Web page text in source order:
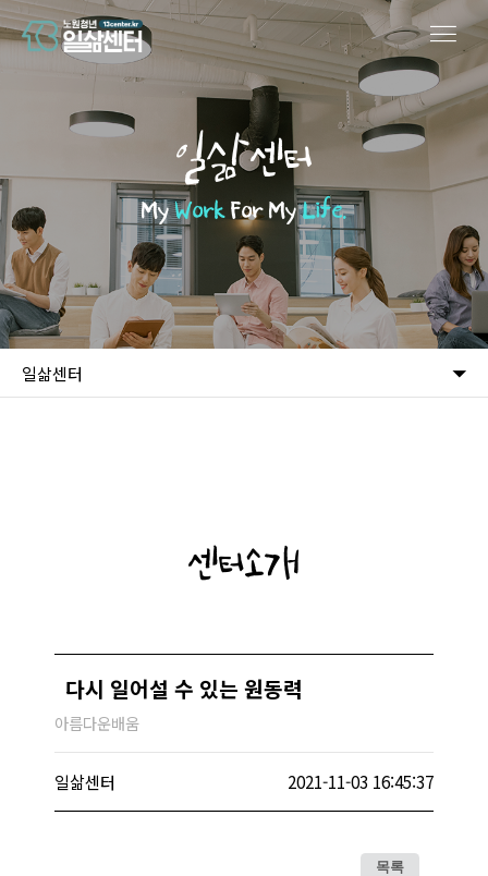
일삶센터
MyWorkFor MyLife.
일삶센터
센터소개
다시 일어설 수 있는 원동력
아름다운배움
일삶센터 2021-11-03 16:45:37
목록